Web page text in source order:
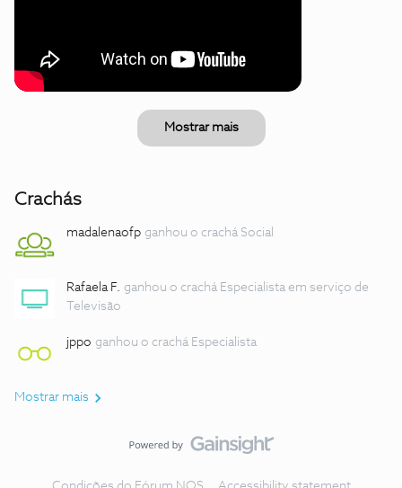
Mostrar mais
Crachás
madalenaofp ganhou o crachá Social
Rafaela F. ganhou o crachá Especialista em serviço de
Televisão
jppo ganhou o crachá Especialista
Mostrar mais